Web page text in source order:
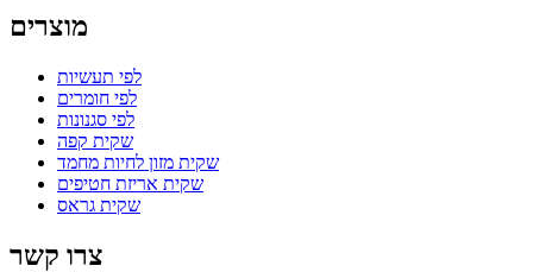
מוצרים
לפי תעשיות
לפי חומרים
לפי סגנונות
שקית קפה
שקית מזון לחיות מחמד
שקית אריזת חטיפים
שקית גראס
צרו קשר